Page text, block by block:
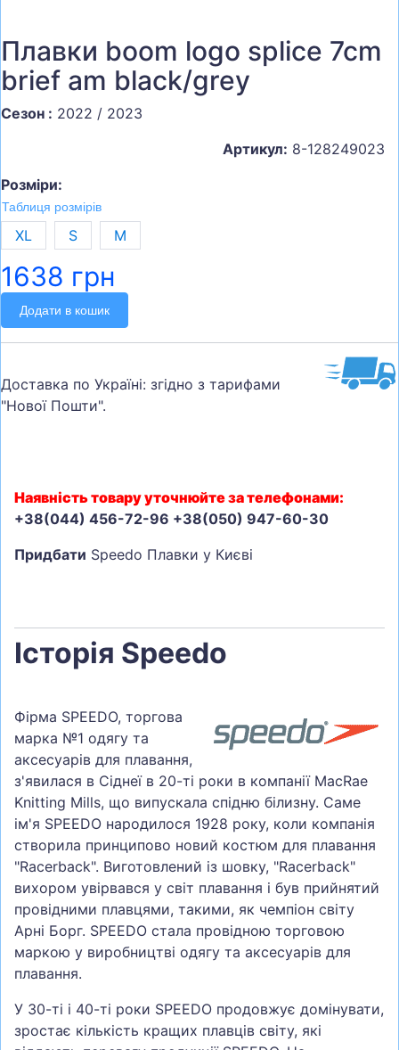
Плавки boom logo splice 7cm
brief am black/grey
Сезон : 2022 / 2023
Артикул: 8-128249023
Розміри:
Таблиця розмірів
XL S M
1638 грн
Додати в кошик
Доставка по Україні: згідно з тарифами
"Нової Пошти".
Наявність товару уточнюйте за телефонами:
+38(044) 456-72-96 +38(050) 947-60-30
Придбати Speedo Плавки у Києві
Історія Speedo
Фірма SPEEDO, торгова
марка №1 одягу та
аксесуарів для плавання,
з'явилася в Сіднеї в 20-ті роки в компанії MacRae
Knitting Mills, що випускала спідню білизну. Саме
ім'я SPEEDO народилося 1928 року, коли компанія
створила принципово новий костюм для плавання
"Racerback". Виготовлений із шовку, "Racerback"
вихором увірвався у світ плавання і був прийнятий
провідними плавцями, такими, як чемпіон світу
Арні Борг. SPEEDO стала провідною торговою
маркою у виробництві одягу та аксесуарів для
плавання.
У 30-ті і 40-ті роки SPEEDO продовжує домінувати,
зростає кількість кращих плавців світу, які